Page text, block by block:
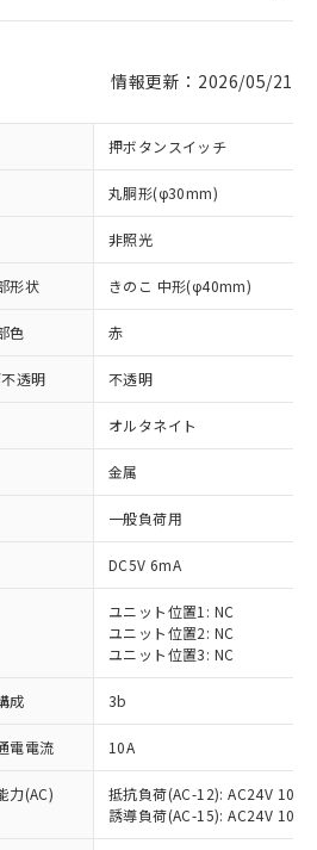
情報更新：2026/05/21
押ボタンスイッチ
丸胴形(φ30mm)
非照光
形状 きのこ 中形(φ40mm)
色 赤
透明 不透明
オルタネイト
金属
一般負荷用
DC5V 6mA
ユニット位置1: NC
ユニット位置2: NC
ユニット位置3: NC
成 3b
電電流 10A
力(AC)
抵抗負荷(AC-12): AC24V 10A/
誘導負荷(AC-15): AC24V
RoHS指令（10物質）の
た製品が提供可能な商品で
指令（10物質）の非含